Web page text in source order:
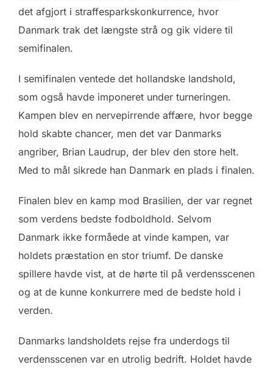
det afgjort i straffesparkskonkurrence, hvor
Danmark trak det længste strå og gik videre til
semifinalen.
I semifinalen ventede det hollandske landshold,
som også havde imponeret under turneringen.
Kampen blev en nervepirrende affære, hvor begge
hold skabte chancer, men det var Danmarks
angriber, Brian Laudrup, der blev den store helt.
Med to mål sikrede han Danmark en plads i finalen.
Finalen blev en kamp mod Brasilien, der var regnet
som verdens bedste fodboldhold. Selvom
Danmark ikke formåede at vinde kampen, var
holdets præstation en stor triumf. De danske
spillere havde vist, at de hørte til på verdensscenen
og at de kunne konkurrere med de bedste hold i
verden.
Danmarks landsholdets rejse fra underdogs til
verdensscenen var en utrolig bedrift. Holdet havde